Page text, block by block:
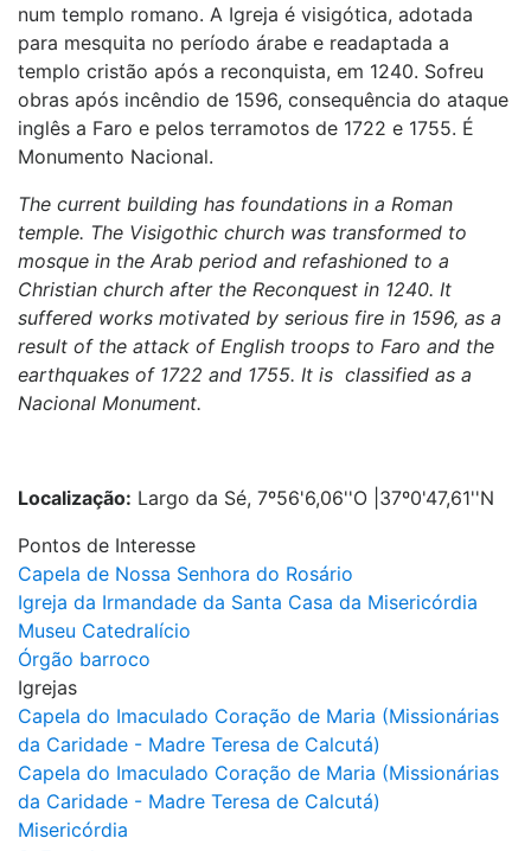
num templo romano. A Igreja é visigótica, adotada
para mesquita no período árabe e readaptada a
templo cristão após a reconquista, em 1240. Sofreu
obras após incêndio de 1596, consequência do ataque
inglês a Faro e pelos terramotos de 1722 e 1755. É
Monumento Nacional.
The current building has foundations in a Roman
temple. The Visigothic church was transformed to
mosque in the Arab period and refashioned to a
Christian church after the Reconquest in 1240. It
suffered works motivated by serious fire in 1596, as a
result of the attack of English troops to Faro and the
earthquakes of 1722 and 1755. It is classified as a
Nacional Monument.
Localização: Largo da Sé, 7º56'6,06''O |37º0'47,61''N
Pontos de Interesse
Capela de Nossa Senhora do Rosário
Igreja da Irmandade da Santa Casa da Misericórdia
Museu Catedralício
Órgão barroco
Igrejas
Capela do Imaculado Coração de Maria (Missionárias
da Caridade - Madre Teresa de Calcutá)
Capela do Imaculado Coração de Maria (Missionárias
da Caridade - Madre Teresa de Calcutá)
Misericórdia